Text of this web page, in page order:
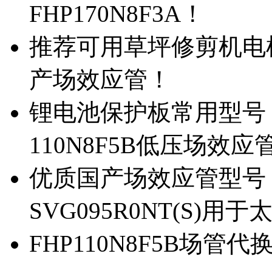
FHP170N8F3A！
推荐可用草坪修剪机电
产场效应管！
锂电池保护板常用型号
110N8F5B低压场效应
优质国产场效应管型
SVG095R0NT(S)用于
FHP110N8F5B场管代